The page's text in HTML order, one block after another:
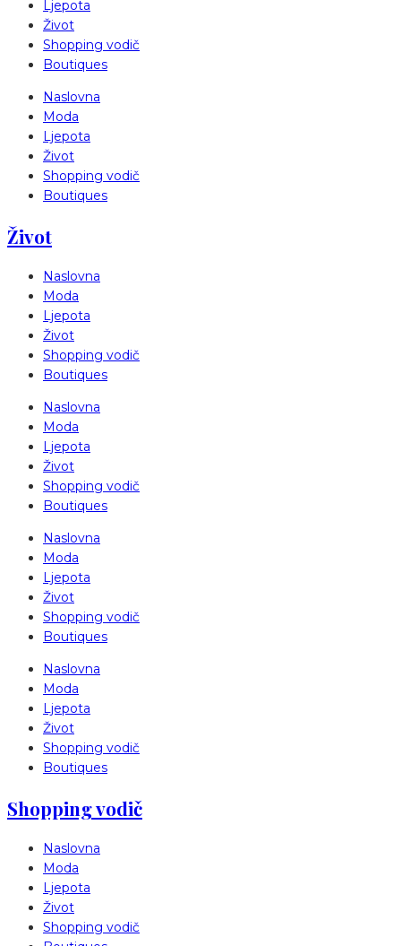
Ljepota
Život
Shopping vodič
Boutiques
Naslovna
Moda
Ljepota
Život
Shopping vodič
Boutiques
Život
Naslovna
Moda
Ljepota
Život
Shopping vodič
Boutiques
Naslovna
Moda
Ljepota
Život
Shopping vodič
Boutiques
Naslovna
Moda
Ljepota
Život
Shopping vodič
Boutiques
Naslovna
Moda
Ljepota
Život
Shopping vodič
Boutiques
Shopping vodič
Naslovna
Moda
Ljepota
Život
Shopping vodič